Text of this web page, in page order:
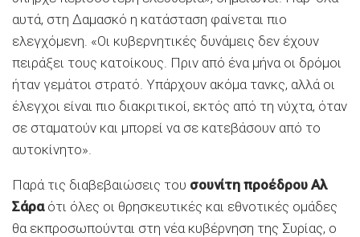
αυτά, στη Δαμασκό η κατάσταση φαίνεται πιο
ελεγχόμενη. «Οι κυβερνητικές δυνάμεις δεν έχουν
πειράξει τους κατοίκους. Πριν από ένα μήνα οι δρόμοι
ήταν γεμάτοι στρατό. Υπάρχουν ακόμα τανκς, αλλά οι
έλεγχοι είναι πιο διακριτικοί, εκτός από τη νύχτα, όταν
σε σταματούν και μπορεί να σε κατεβάσουν από το
αυτοκίνητο».
Παρά τις διαβεβαιώσεις του σουνίτη προέδρου Αλ
Σάραότι όλες οι θρησκευτικές και εθνοτικές ομάδες
θα εκπροσωπούνται στη νέα κυβέρνηση της Συρίας, ο